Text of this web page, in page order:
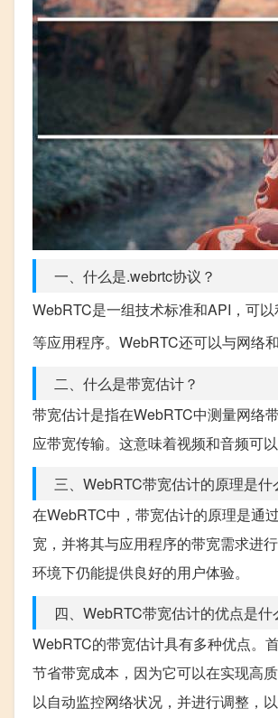
一、什么是.webrtc协议？
WebRTC是一组技术标准和API，可
等应用程序。WebRTC还可以与网络
二、什么是带宽估计？
带宽估计是指在WebRTC中测量网络
应带宽传输。这意味着视频和音频可
三、WebRTC带宽估计的原理是什
在WebRTC中，带宽估计的原理是通
宽，并将其与应用程序的带宽需求进
环境下仍能提供良好的用户体验。
四、WebRTC带宽估计的优点是什
WebRTC的带宽估计具有多种优点。
节省带宽成本，因为它可以在实现高
以自动监控网络状况，并进行调整，以